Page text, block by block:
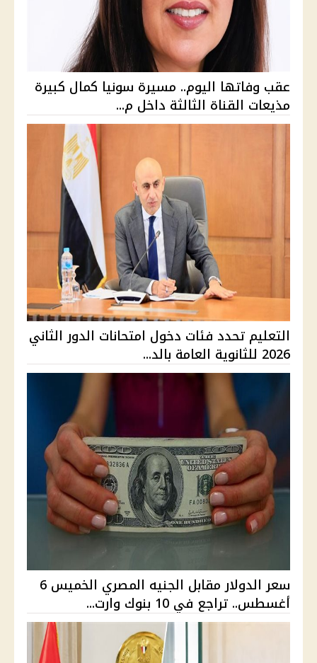
عقب وفاتها اليوم.. مسيرة سونيا كمال كبيرة
مذيعات القناة الثالثة داخل م...
التعليم تحدد فئات دخول امتحانات الدور الثاني
2026 للثانوية العامة بالد...
سعر الدولار مقابل الجنيه المصري الخميس 6
أغسطس.. تراجع في 10 بنوك وارت...